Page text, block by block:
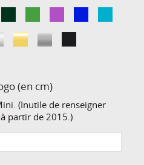
(en cm)
(Inutile de renseigner
partir de 2015.)